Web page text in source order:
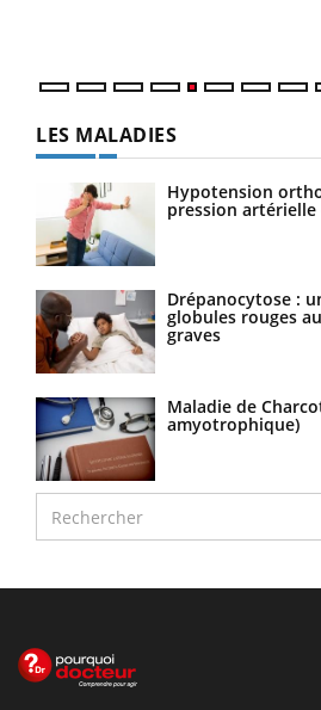
LES MALADIES
Hypotension
pression
Drépanocytose :
globules rouges
graves
Maladie de
amyotrophique)